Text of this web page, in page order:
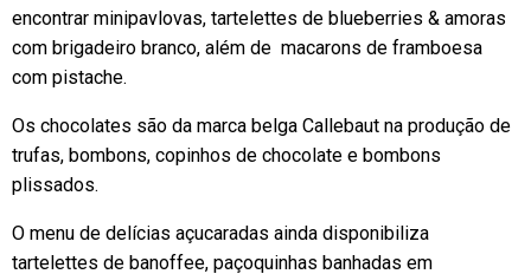
encontrar minipavlovas, tartelettes de blueberries & amoras
com brigadeiro branco, além de macarons de framboesa
com pistache.
Os chocolates são da marca belga Callebaut na produção de
trufas, bombons, copinhos de chocolate e bombons
plissados.
O menu de delícias açucaradas ainda disponibiliza
tartelettes de banoffee, paçoquinhas banhadas em